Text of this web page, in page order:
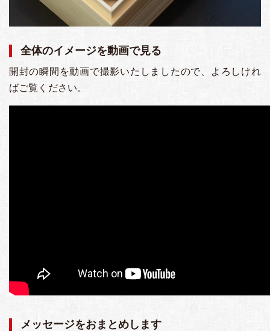
全体のイメージを動画で見る
開封の瞬間を動画で撮影いたしましたので、よろしけれ
ばご覧ください。
メッセージをおまとめします